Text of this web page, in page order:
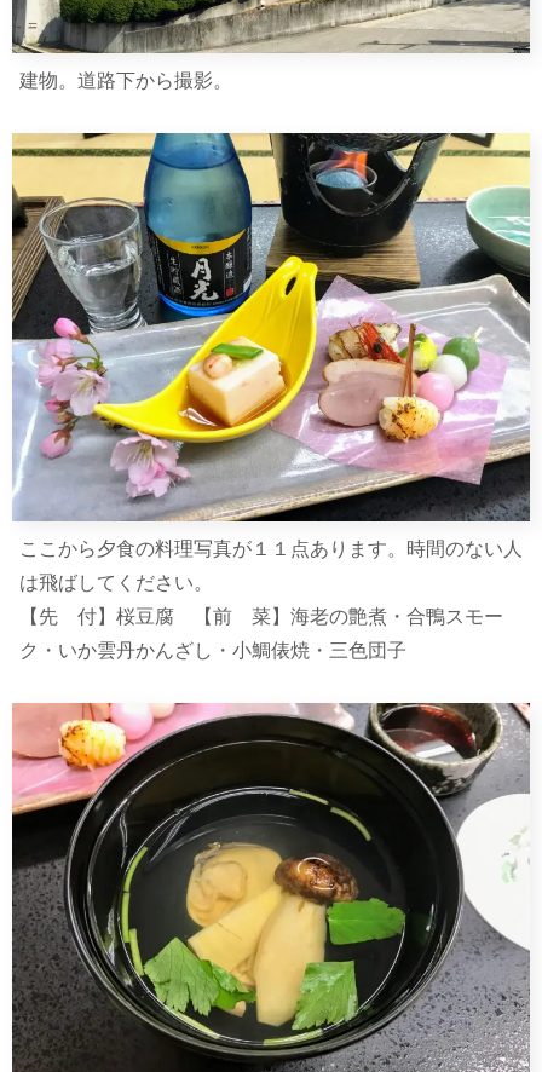
建物。道路下から撮影。
ここから夕食の料理写真が１１点あります。時間のない人
は飛ばしてください。
【先 付】桜豆腐 【前 菜】海老の艶煮・合鴨スモー
ク・いか雲丹かんざし・小鯛俵焼・三色団子